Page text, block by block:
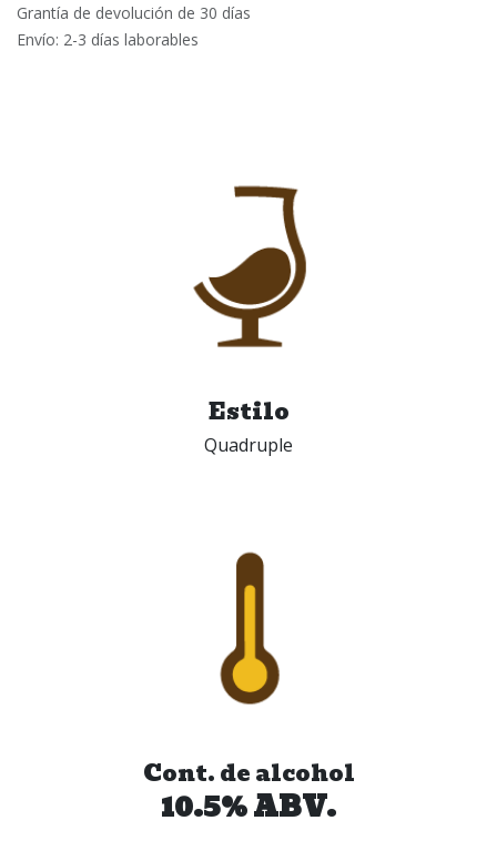
Grantía de devolución de 30 días
Envío: 2-3 días laborables
Estilo
Quadruple
Cont. de alcohol
10.5% ABV.